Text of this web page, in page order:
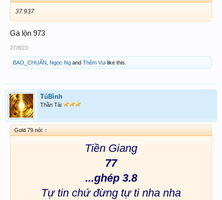
37 937
Gà lộn 973
27/8/23
BAO_CHUẨN Ngọc Ng and Thêm Vui like this.
TúBình
Thần Tài
Gold 79 nói: ↑
Tiền Giang
77
...ghép 3.8
Tự tin chứ đừng tự ti nha nha